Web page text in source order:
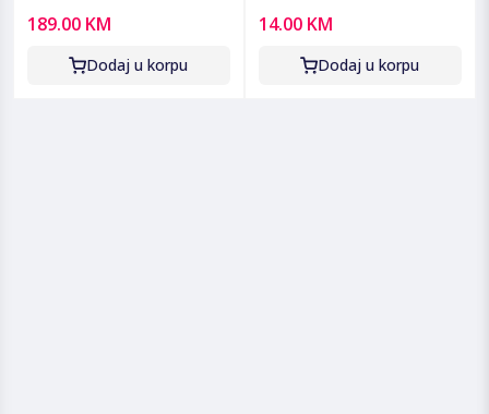
189.00 KM
Dodaj u korpu
14.00 KM
Dodaj u korpu